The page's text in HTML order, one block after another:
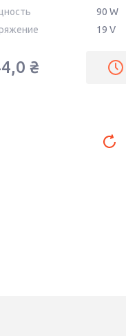
90 W
19 V
₴